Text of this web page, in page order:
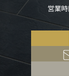
営業